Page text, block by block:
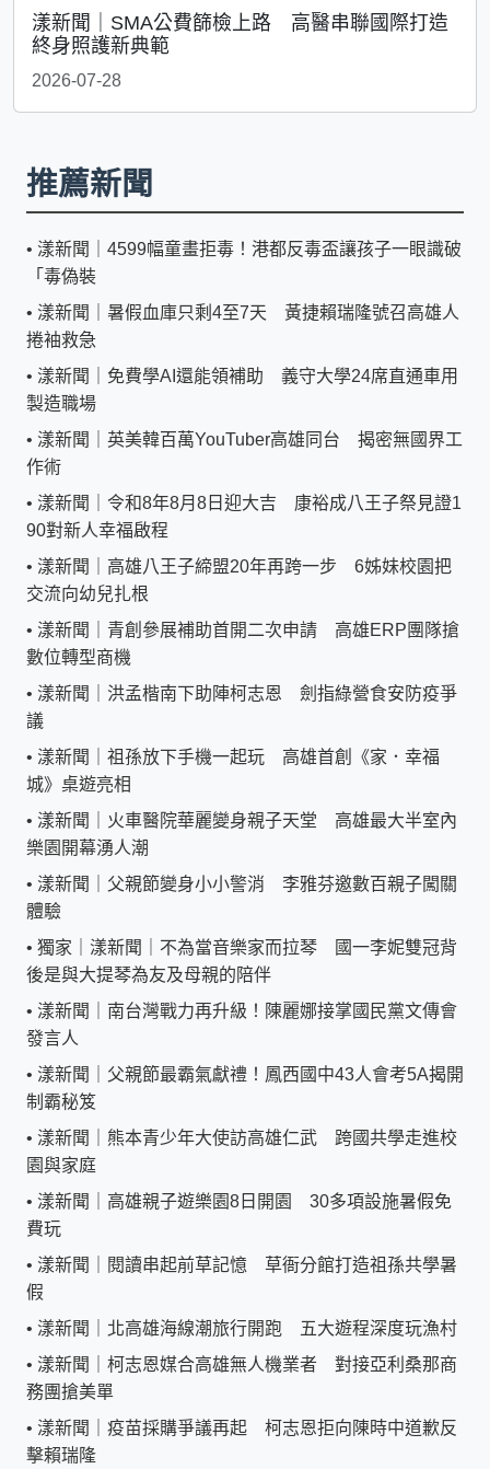
漾新聞｜SMA公費篩檢上路 高醫串聯國際打造
終身照護新典範
2026-07-28
推薦新聞
• 漾新聞｜4599幅童畫拒毒！港都反毒盃讓孩子一眼識破
「毒偽裝
• 漾新聞｜暑假血庫只剩4至7天 黃捷賴瑞隆號召高雄人
捲袖救急
• 漾新聞｜免費學AI還能領補助 義守大學24席直通車用
製造職場
• 漾新聞｜英美韓百萬YouTuber高雄同台 揭密無國界工
作術
• 漾新聞｜令和8年8月8日迎大吉 康裕成八王子祭見證1
90對新人幸福啟程
• 漾新聞｜高雄八王子締盟20年再跨一步 6姊妹校園把
交流向幼兒扎根
• 漾新聞｜青創參展補助首開二次申請 高雄ERP團隊搶
數位轉型商機
• 漾新聞｜洪孟楷南下助陣柯志恩 劍指綠營食安防疫爭
議
• 漾新聞｜祖孫放下手機一起玩 高雄首創《家．幸福
城》桌遊亮相
• 漾新聞｜火車醫院華麗變身親子天堂 高雄最大半室內
樂園開幕湧人潮
• 漾新聞｜父親節變身小小警消 李雅芬邀數百親子闖關
體驗
• 獨家｜漾新聞｜不為當音樂家而拉琴 國一李妮雙冠背
後是與大提琴為友及母親的陪伴
• 漾新聞｜南台灣戰力再升級！陳麗娜接掌國民黨文傳會
發言人
• 漾新聞｜父親節最霸氣獻禮！鳳西國中43人會考5A揭開
制霸秘笈
• 漾新聞｜熊本青少年大使訪高雄仁武 跨國共學走進校
園與家庭
• 漾新聞｜高雄親子遊樂園8日開園 30多項設施暑假免
費玩
• 漾新聞｜閱讀串起前草記憶 草衙分館打造祖孫共學暑
假
• 漾新聞｜北高雄海線潮旅行開跑 五大遊程深度玩漁村
• 漾新聞｜柯志恩媒合高雄無人機業者 對接亞利桑那商
務團搶美單
• 漾新聞｜疫苗採購爭議再起 柯志恩拒向陳時中道歉反
擊賴瑞隆